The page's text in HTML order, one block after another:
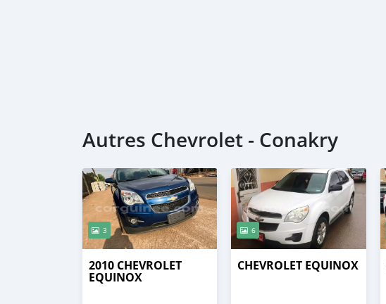
Autres Chevrolet - Conakry
3
2010 CHEVROLET
EQUINOX
6
CHEVROLET EQUINOX